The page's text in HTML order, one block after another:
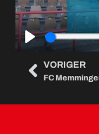
VORIGER